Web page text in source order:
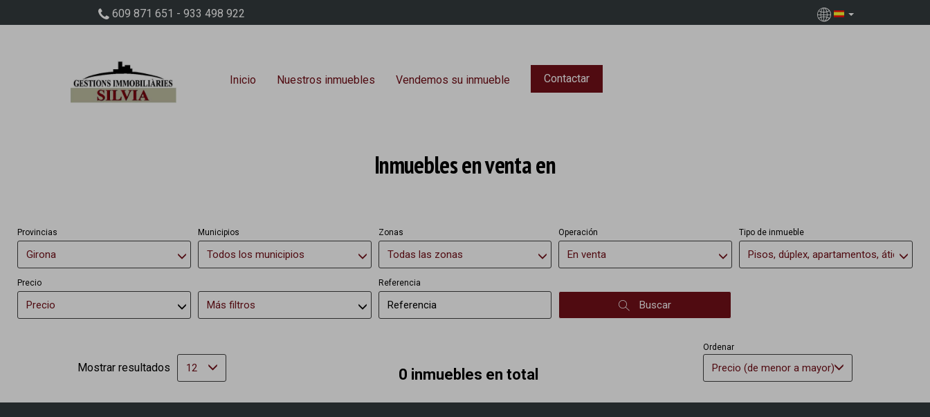
609 871 651 - 933 498 922
Inicio Nuestros inmuebles Vendemos su inmueble Contactar
Inmuebles en venta en
Provincias
Girona
Municipios
Todos los municipios
Zonas
Todas las zonas
Operación
En venta
Tipo de inmueble
Pisos, dúplex, apartamentos, áticos
Precio
Precio Más filtros
Referencia
Buscar
0 inmuebles en total
Ordenar
Precio (de menor a mayor)
Mostrar resultados 12